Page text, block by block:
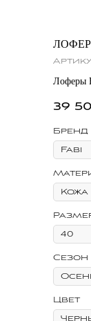
Лоферы
39
Бренд
Сезон
Цвет